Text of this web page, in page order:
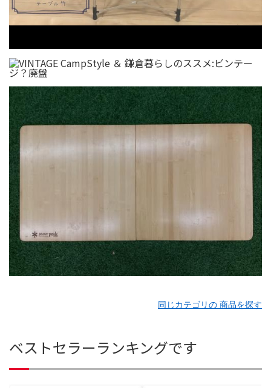
同じカテゴリの 商品を探す
ベストセラーランキングです